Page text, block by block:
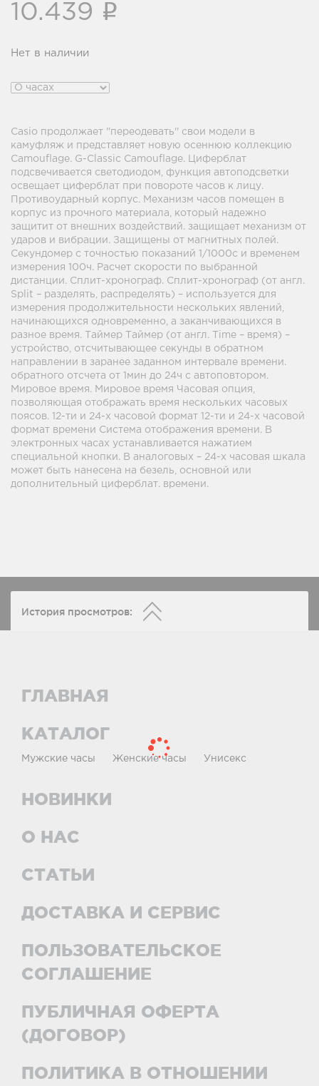
10.439 i
Нет в наличии
Casio продолжает ''переодевать'' свои модели в
камуфляж и представляет новую осеннюю коллекцию
Camouflage. G-Classic Camouflage. Циферблат
подсвечивается светодиодом, функция автоподсветки
освещает циферблат при повороте часов к лицу.
Противоударный корпус. Механизм часов помещен в
корпус из прочного материала, который надежно
защитит от внешних воздействий. защищает механизм от
ударов и вибрации. Защищены от магнитных полей.
Секундомер с точностью показаний 1/1000с и временем
измерения 100ч. Расчет скорости по выбранной
дистанции. Сплит-хронограф. Сплит-хронограф (от англ.
Split – разделять, распределять) – используется для
измерения продолжительности нескольких явлений,
начинающихся одновременно, а заканчивающихся в
разное время. Таймер Таймер (от англ. Time – время) –
устройство, отсчитывающее секунды в обратном
направлении в заранее заданном интервале времени.
обратного отсчета от 1мин до 24ч с автоповтором.
Мировое время. Мировое время Часовая опция,
позволяющая отображать время нескольких часовых
поясов. 12-ти и 24-х часовой формат 12-ти и 24-х часовой
формат времени Система отображения времени. В
электронных часах устанавливается нажатием
специальной кнопки. В аналоговых – 24-х часовая шкала
может быть нанесена на безель, основной или
дополнительный циферблат. времени.
История просмотров:
ГЛАВНАЯ
КАТАЛОГ
Мужские часы Женские часы Унисекс
НОВИНКИ
О НАС
СТАТЬИ
ДОСТАВКА И СЕРВИС
ПОЛЬЗОВАТЕЛЬСКОЕ
СОГЛАШЕНИЕ
ПУБЛИЧНАЯ ОФЕРТА
(ДОГОВОР)
ПОЛИТИКА В ОТНОШЕНИИ